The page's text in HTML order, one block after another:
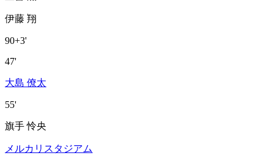
伊藤 翔
90+3'
47'
大島 僚太
55'
旗手 怜央
メルカリスタジアム